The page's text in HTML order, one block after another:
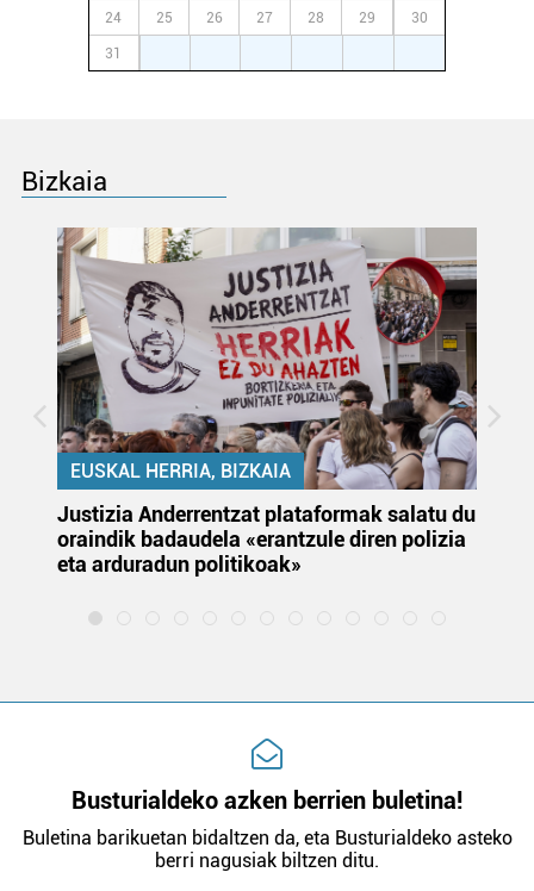
24 25 26 27 28 29 30
31
Bizkaia
EUSKAL HERRIA, BIZKAIA
Justizia Anderrentzat plataformak salatu du
oraindik badaudela «erantzule diren polizia
eta arduradun politikoak»
Busturialdeko azken berrien buletina!
Buletina barikuetan bidaltzen da, eta Busturialdeko asteko
berri nagusiak biltzen ditu.